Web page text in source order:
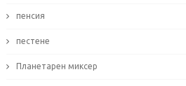
пенсия
пестене
Планетарен миксер